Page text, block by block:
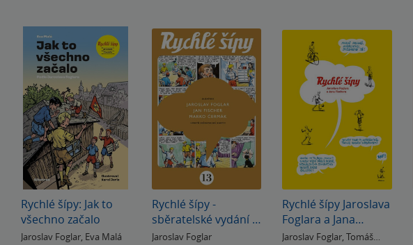
Rychlé šípy: Jak to
všechno začalo
Jaroslav Foglar, Eva Malá
Rychlé šípy -
sběratelské vydání -
13. díl
Jaroslav Foglar
Rychlé šípy Jaroslava
Foglara a Jana
Fischera
Jaroslav Foglar,Tomáš